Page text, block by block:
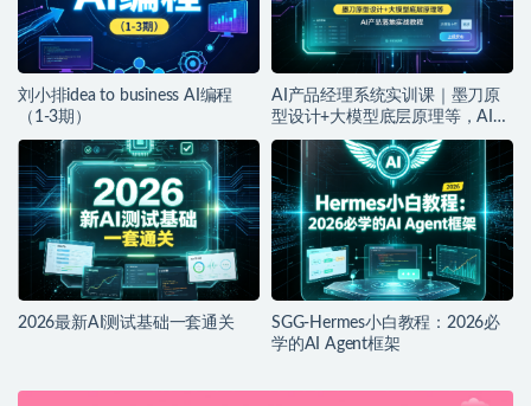
刘小排idea to business AI编程
（1-3期）
AI产品经理系统实训课｜墨刀原
型设计+大模型底层原理等，AI产
品落地实战教程
2026最新AI测试基础一套通关
SGG-Hermes小白教程：2026必
学的AI Agent框架